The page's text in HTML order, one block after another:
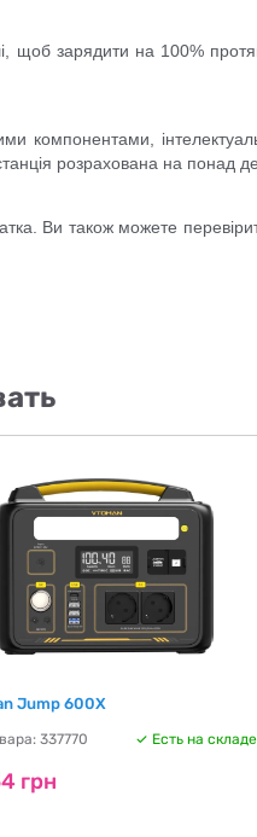
щоб зарядити на 100%
компонентами,
розрахована на понад
Ви також можете
Jump 600X
337770 Есть на складе
грн